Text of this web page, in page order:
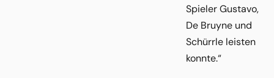
Spieler Gustavo,
De Bruyne und
Schürrle leisten
konnte.“